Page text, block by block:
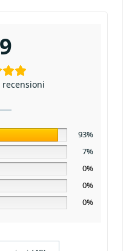
recensioni
93%
7%
0%
0%
0%